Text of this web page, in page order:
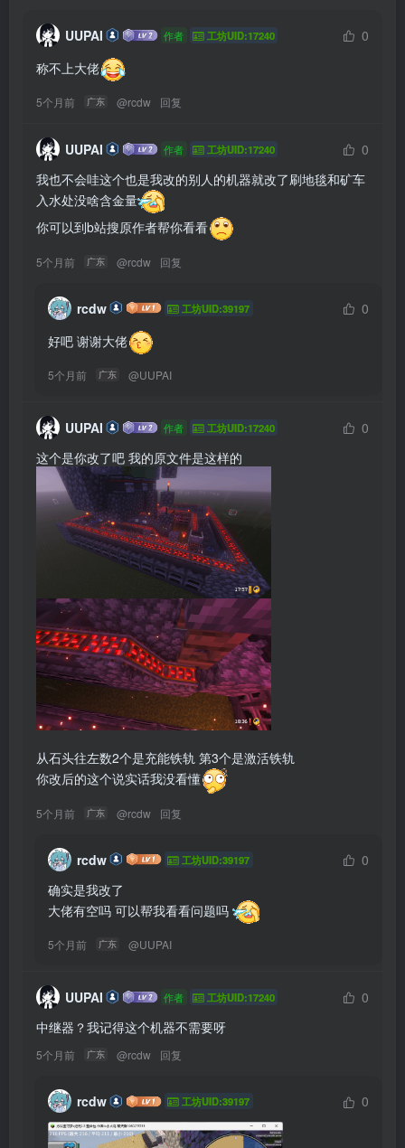
UUPAI 作者 工坊UID:17240
0
称不上大佬
5个月前 广东 @rcdw 回复
UUPAI 作者 工坊UID:17240
0
我也不会哇这个也是我改的别人的机器就改了刷地毯和矿车
入水处没啥含金量
你可以到b站搜原作者帮你看看
5个月前 广东 @rcdw 回复
rcdw 工坊UID:39197
0
好吧 谢谢大佬
5个月前 广东 @UUPAI
UUPAI 作者 工坊UID:17240
0
这个是你改了吧 我的原文件是这样的
从石头往左数2个是充能铁轨 第3个是激活铁轨
你改后的这个说实话我没看懂
5个月前 广东 @rcdw 回复
rcdw 工坊UID:39197
0
确实是我改了
大佬有空吗 可以帮我看看问题吗
5个月前 广东 @UUPAI
UUPAI 作者 工坊UID:17240
0
中继器？我记得这个机器不需要呀
5个月前 广东 @rcdw 回复
rcdw 工坊UID:39197 0